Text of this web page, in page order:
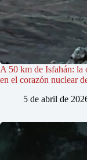
A 50 km de Isfahán: la
en el corazón nuclear
5 de abril de